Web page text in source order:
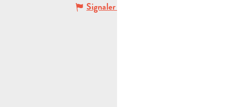
Signaler une erreur